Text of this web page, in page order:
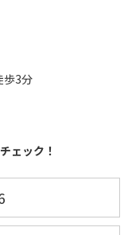
歩3分
ェック！